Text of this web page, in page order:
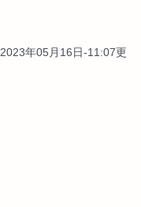
2023年05月16日-11:07更